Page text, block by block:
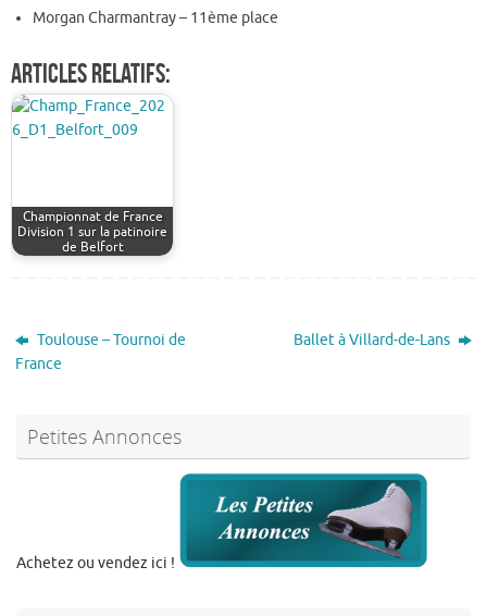
Morgan Charmantray – 11ème place
Articles relatifs:
Championnat de France
Division 1 sur la patinoire
de Belfort
Toulouse – Tournoi de
France
Ballet à Villard-de-Lans
Petites Annonces
Achetez ou vendez ici !